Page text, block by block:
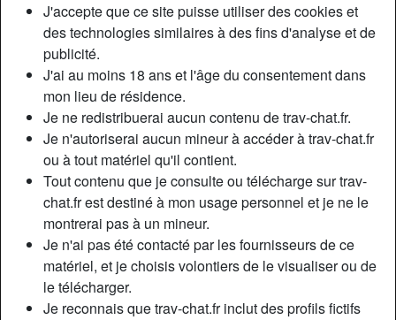
J'accepte que ce site puisse utiliser des cookies et
des technologies similaires à des fins d'analyse et de
publicité.
J'ai au moins 18 ans et l'âge du consentement dans
mon lieu de résidence.
Je ne redistribuerai aucun contenu de trav-chat.fr.
Je n'autoriserai aucun mineur à accéder à trav-chat.fr
ou à tout matériel qu'il contient.
Tout contenu que je consulte ou télécharge sur trav-
chat.fr est destiné à mon usage personnel et je ne le
montrerai pas à un mineur.
Je n'ai pas été contacté par les fournisseurs de ce
matériel, et je choisis volontiers de le visualiser ou de
le télécharger.
Je reconnais que trav-chat.fr inclut des profils fictifs